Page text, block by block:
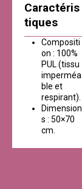
Caractéris
tiques
Compositi
on : 100%
PUL (tissu
imperméa
ble et
respirant).
Dimension
s : 50×70
cm.